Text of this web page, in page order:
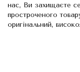
нас, Ви захищаєте
простроченого
оригінальний,